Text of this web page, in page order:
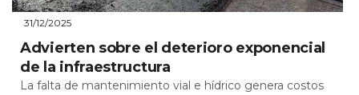
31/12/2025
Advierten sobre el deterioro exponencial
de la infraestructura
La falta de mantenimiento vial e hídrico genera costos